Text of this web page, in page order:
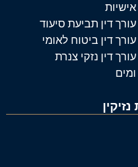
אישיות
עורך דין תביעת סיעוד
עורך דין ביטוח לאומי
עורך דין נזקי צנרת
ומים